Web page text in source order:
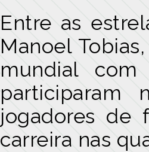
Entre as
Manoel
mundial
participaram
jogadores de
carreira nas